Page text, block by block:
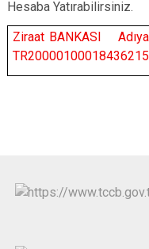
Hesaba Yatırabilirsiniz.
Ziraat BANKASI